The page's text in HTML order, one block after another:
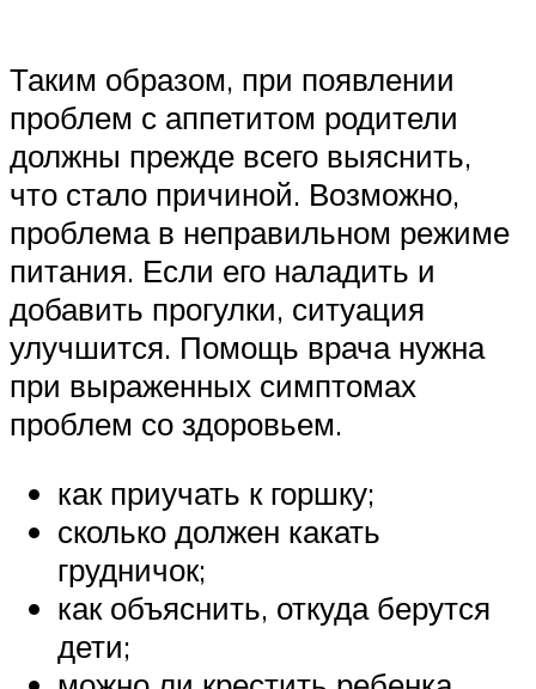
Таким образом, при появлении
проблем с аппетитом родители
должны прежде всего выяснить,
что стало причиной. Возможно,
проблема в неправильном режиме
питания. Если его наладить и
добавить прогулки, ситуация
улучшится. Помощь врача нужна
при выраженных симптомах
проблем со здоровьем.
как приучать к горшку;
сколько должен какать
грудничок;
как объяснить, откуда берутся
дети;